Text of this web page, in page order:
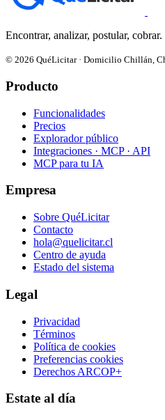
Encontrar, analizar, postular, cobrar.
© 2026 QuéLicitar · Domicilio Chillán,
Producto
Funcionalidades
Precios
Explorador público
Integraciones · MCP · API
MCP para tu IA
Empresa
Sobre QuéLicitar
Contacto
hola@quelicitar.cl
Centro de ayuda
Estado del sistema
Legal
Privacidad
Términos
Política de cookies
Preferencias cookies
Derechos ARCOP+
Estate al día